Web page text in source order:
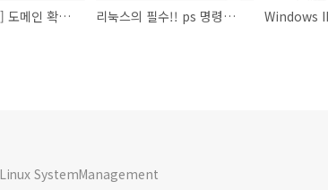
[PowerShell] 도메인 확인하기 (whois) 리눅스의 필수!! ps 명령어 총정리
SystemManagement